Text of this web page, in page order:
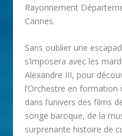
Rayonnement
Cannes.
Sans oublier une
s’imposera avec les
Alexandre III, pour
l’Orchestre en
dans l’univers des films
songe baroque, de la
surprenante histoire de